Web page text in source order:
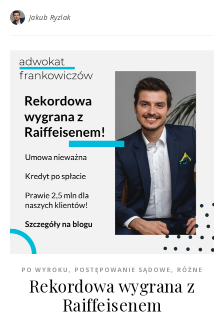
Jakub Ryzlak
PO WYROKU , POSTĘPOWANIE SĄDOWE , RÓŻNE
Rekordowa wygrana z
Raiffeisenem